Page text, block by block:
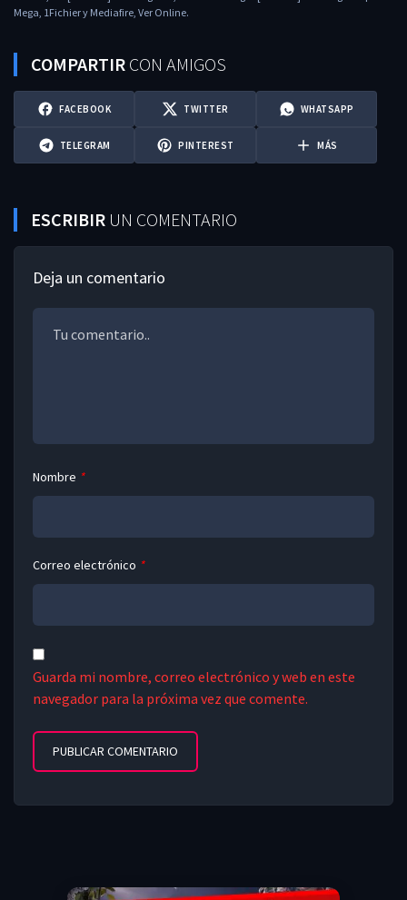
Mega, 1Fichier y Mediafire, Ver Online.
COMPARTIR CON AMIGOS
FACEBOOK TWITTER WHATSAPP
TELEGRAM PINTEREST MÁS
ESCRIBIR UN COMENTARIO
Deja un comentario
Nombre *
Correo electrónico *
Guarda mi nombre, correo electrónico y web en este
navegador para la próxima vez que comente.